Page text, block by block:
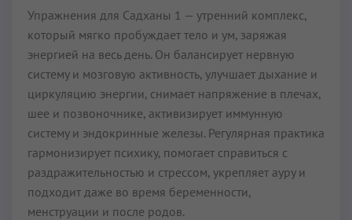
Упражнения для Садханы 1 — утренний комплекс,
который мягко пробуждает тело и ум, заряжая
энергией на весь день. Он балансирует нервную
систему и мозговую активность, улучшает дыхание и
циркуляцию энергии, снимает напряжение в плечах,
шее и позвоночнике, активизирует иммунную
систему и эндокринные железы. Регулярная практика
гармонизирует психику, помогает справиться с
раздражительностью и стрессом, укрепляет ауру и
подходит даже во время беременности,
менструации и после родов.